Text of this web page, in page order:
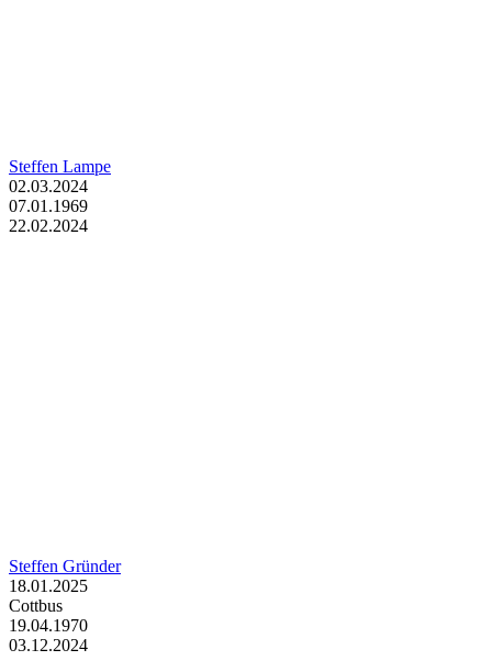
Steffen Lampe
02.03.2024
07.01.1969
22.02.2024
Steffen Gründer
18.01.2025
Cottbus
19.04.1970
03.12.2024